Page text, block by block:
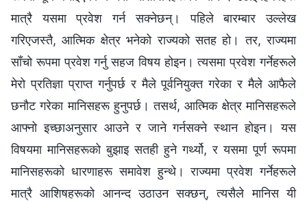
मात्रै यसमा प्रवेश गर्न सक्‍नेछन्। पहिले बारम्बार उल्लेख
गरिएजस्तै, आत्मिक क्षेत्र भनेको राज्यको सतह हो। तर, राज्यमा
साँचो रूपमा प्रवेश गर्नु सहज विषय होइन। त्यसमा प्रवेश गर्नेहरूले
मेरो प्रतिज्ञा प्राप्त गर्नुपर्छ र मैले पूर्वनियुक्त गरेका र मैले आफैले
छनौट गरेका मानिसहरू हुनुपर्छ। तसर्थ, आत्मिक क्षेत्र मानिसहरूले
आफ्नो इच्छाअनुसार आउने र जाने गर्नसक्ने स्थान होइन। यस
विषयमा मानिसहरूको बुझाइ सतही हुने गर्थ्यो, र यसमा पूर्ण रूपमा
मानिसहरूको धारणाहरू समावेश हुन्थे। राज्यमा प्रवेश गर्नेहरूले
मात्रै आशिषहरूको आनन्द उठाउन सक्छन्, त्यसैले मानिस यी